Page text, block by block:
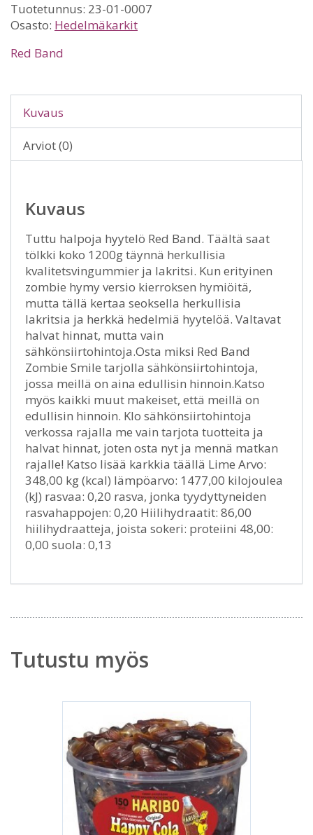
Tuotetunnus: 23-01-0007
Osasto: Hedelmäkarkit
Red Band
Kuvaus
Arviot (0)
Kuvaus
Tuttu halpoja hyytelö Red Band. Täältä saat
tölkki koko 1200g täynnä herkullisia
kvalitetsvingummier ja lakritsi. Kun erityinen
zombie hymy versio kierroksen hymiöitä,
mutta tällä kertaa seoksella herkullisia
lakritsia ja herkkä hedelmiä hyytelöä. Valtavat
halvat hinnat, mutta vain
sähkönsiirtohintoja.Osta miksi Red Band
Zombie Smile tarjolla sähkönsiirtohintoja,
jossa meillä on aina edullisin hinnoin.Katso
myös kaikki muut makeiset, että meillä on
edullisin hinnoin. Klo sähkönsiirtohintoja
verkossa rajalla me vain tarjota tuotteita ja
halvat hinnat, joten osta nyt ja mennä matkan
rajalle! Katso lisää karkkia täällä Lime Arvo:
348,00 kg (kcal) lämpöarvo: 1477,00 kilojoulea
(kJ) rasvaa: 0,20 rasva, jonka tyydyttyneiden
rasvahappojen: 0,20 Hiilihydraatit: 86,00
hiilihydraatteja, joista sokeri: proteiini 48,00:
0,00 suola: 0,13
Tutustu myös